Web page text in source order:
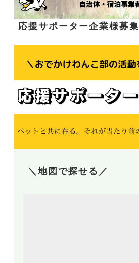
応援サポーター企業様募集
＼地図で探せる／